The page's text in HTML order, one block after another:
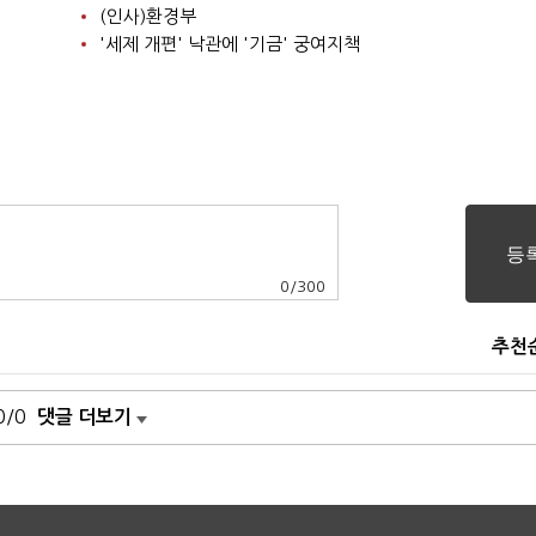
(인사)환경부
'세제 개편' 낙관에 '기금' 궁여지책
0 /300
추천
0 댓글 더보기